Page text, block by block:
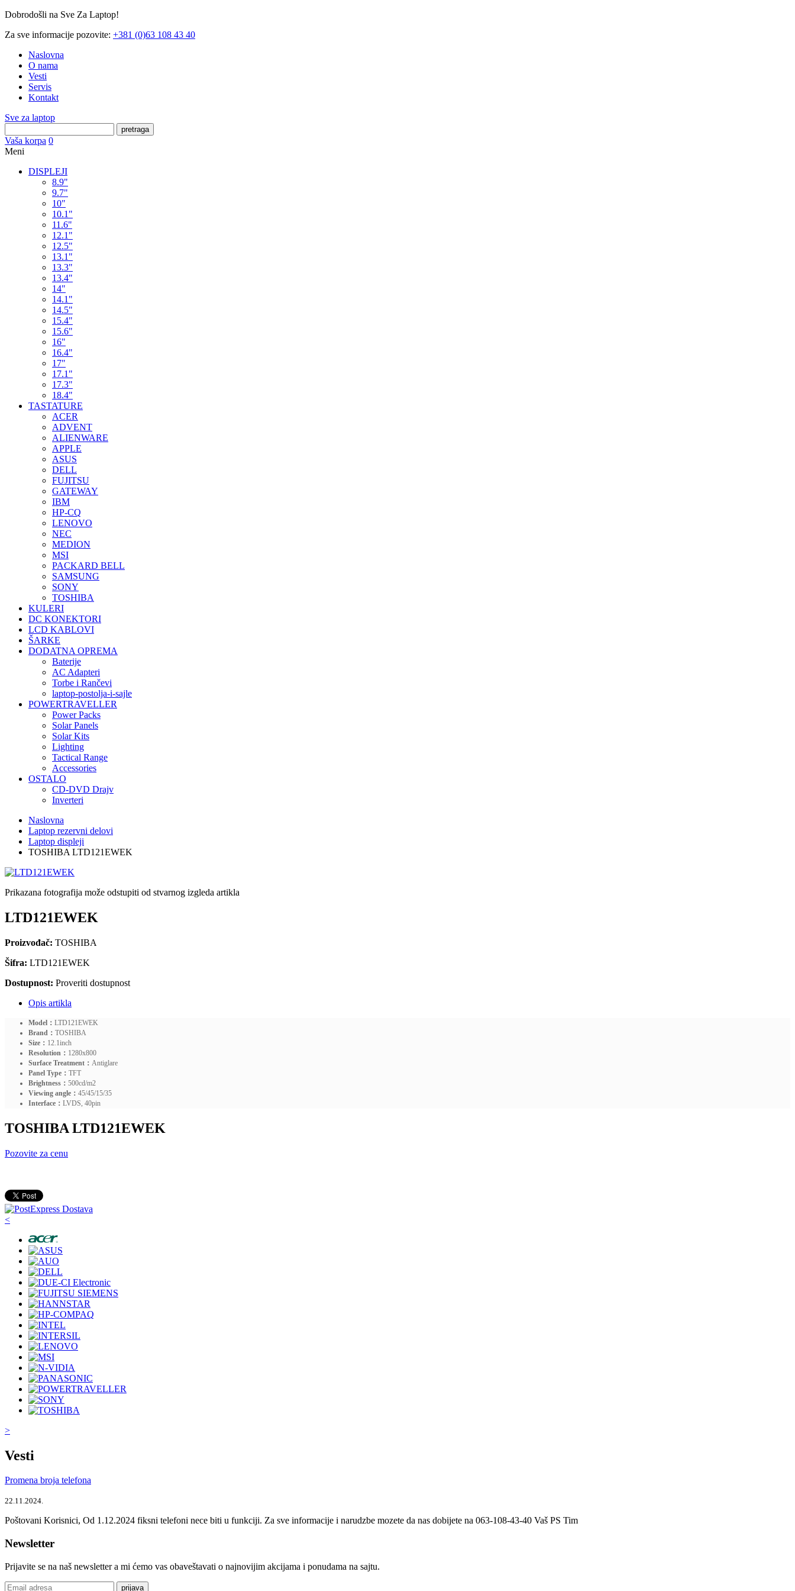
Dobrodošli na Sve Za Laptop!
Za sve informacije pozovite: +381 (0)63 108 43 40
Naslovna
O nama
Vesti
Servis
Kontakt
Sve za laptop
pretraga
Vaša korpa 0
Meni
DISPLEJI
8.9"
9.7"
10"
10.1"
11.6"
12.1"
12.5"
13.1"
13.3"
13.4"
14"
14.1"
14.5"
15.4"
15.6"
16"
16.4"
17"
17.1"
17.3"
18.4"
TASTATURE
ACER
ADVENT
ALIENWARE
APPLE
ASUS
DELL
FUJITSU
GATEWAY
IBM
HP-CQ
LENOVO
NEC
MEDION
MSI
PACKARD BELL
SAMSUNG
SONY
TOSHIBA
KULERI
DC KONEKTORI
LCD KABLOVI
ŠARKE
DODATNA OPREMA
Baterije
AC Adapteri
Torbe i Rančevi
laptop-postolja-i-sajle
POWERTRAVELLER
Power Packs
Solar Panels
Solar Kits
Lighting
Tactical Range
Accessories
OSTALO
CD-DVD Drajv
Inverteri
Naslovna
Laptop rezervni delovi
Laptop displeji
TOSHIBA LTD121EWEK
Prikazana fotografija može odstupiti od stvarnog izgleda artikla
LTD121EWEK
Proizvođač: TOSHIBA
Šifra: LTD121EWEK
Dostupnost: Proveriti dostupnost
Opis artikla
Model： LTD121EWEK
Brand： TOSHIBA
Size： 12.1inch
Resolution： 1280x800
Surface Treatment： Antiglare
Panel Type： TFT
Brightness： 500cd/m2
Viewing angle： 45/45/15/35
Interface： LVDS, 40pin
TOSHIBA LTD121EWEK
Pozovite za cenu
<
>
Vesti
Promena broja telefona
22.11.2024.
Poštovani Korisnici, Od 1.12.2024 fiksni telefoni nece biti u funkciji. Za sve informacije i narudzbe mozete da nas dobijete na 063-108-43-40 Vaš PS Tim
Newsletter
Prijavite se na naš newsletter a mi ćemo vas obaveštavati o najnovijim akcijama i ponudama na sajtu.
prijava